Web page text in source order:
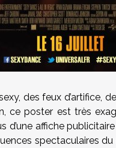
des feux d’artifice,
ce poster est très
d’une affiche
spectaculaires